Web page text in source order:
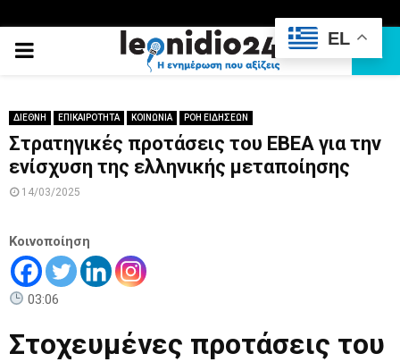
PRIMARY
ΔΙΕΘΝΗ ΕΠΙΚΑΙΡΟΤΗΤΑ ΚΟΙΝΩΝΙΑ ΡΟΗ ΕΙΔΗΣΕΩΝ
Στρατηγικές προτάσεις του ΕΒΕΑ για την
ενίσχυση της ελληνικής μεταποίησης
14/03/2025
Κοινοποίηση
03:06
Στοχευμένες προτάσεις του
EL